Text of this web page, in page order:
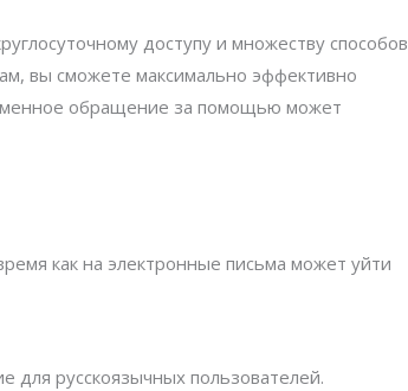
доступу и множеству способов
вы сможете максимально эффективно
обращение за помощью может
как на электронные письма может уйти
русскоязычных пользователей.